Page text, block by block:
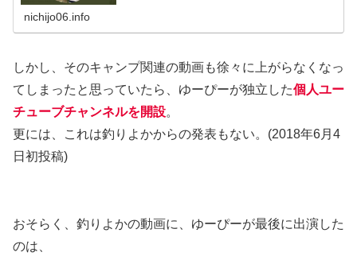
nichijo06.info
しかし、そのキャンプ関連の動画も徐々に上がらなくなっ
てしまったと思っていたら、ゆーぴーが独立した個人ユー
チューブチャンネルを開設。
更には、これは釣りよかからの発表もない。(2018年6月4
日初投稿)
おそらく、釣りよかの動画に、ゆーぴーが最後に出演した
のは、